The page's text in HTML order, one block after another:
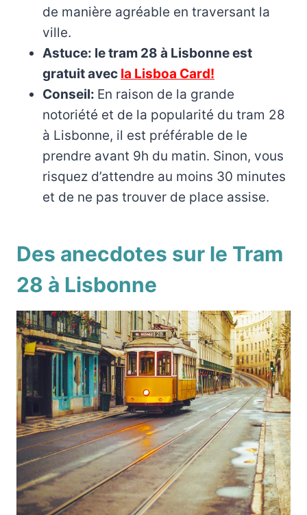
de manière agréable en traversant la
ville.
Astuce: le tram 28 à Lisbonne est
gratuit avec la Lisboa Card!
Conseil: En raison de la grande
notoriété et de la popularité du tram 28
à Lisbonne, il est préférable de le
prendre avant 9h du matin. Sinon, vous
risquez d’attendre au moins 30 minutes
et de ne pas trouver de place assise.
Des anecdotes sur le Tram
28 à Lisbonne